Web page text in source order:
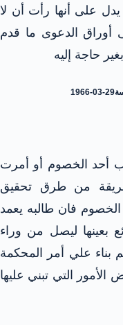
على أنها رأت أن لا
أوراق الدعوى ما قدم
حاجة إليه
أحد الخصوم أو أمرت
من طرق تحقيق
فان طالبه يعمد
ليصل من وراء
بناء علي أمر المحكمة
التي تبني عليها